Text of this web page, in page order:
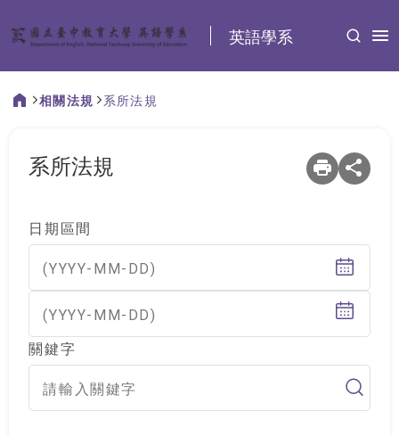
英語學系
相關法規 系所法規
系所法規
日期區間
(YYYY-MM-DD)
(YYYY-MM-DD)
關鍵字